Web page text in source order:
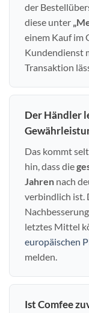
der
diese unter
einem Kauf im
Kundendienst
Transaktion
Der Händler
Das kommt
hin, dass die
Jahren nach
verbindlich ist.
letztes Mittel
europäischen
melden.
Ist Comfee